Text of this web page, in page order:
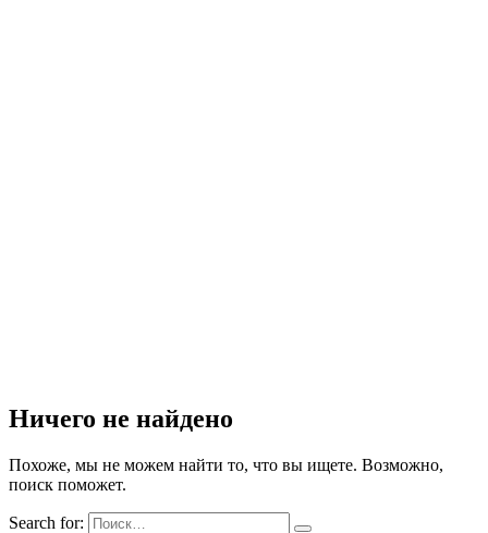
Ничего не найдено
Похоже, мы не можем найти то, что вы ищете. Возможно,
поиск поможет.
Search for: